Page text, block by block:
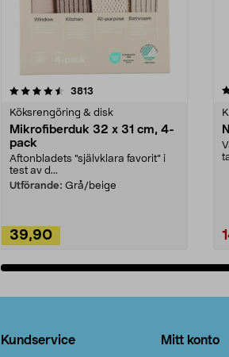
3813
Köksrengöring & disk
Mikrofiberduk 32 x 31 cm, 4-
pack
Aftonbladets "självklara favorit” i
test av d...
Utförande: Grå/beige
39,90
4.0av 5 stjärnor
Kundservice Mitt konto